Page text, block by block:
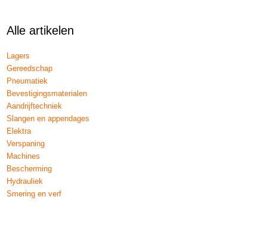
Alle artikelen
Lagers
Gereedschap
Pneumatiek
Bevestigingsmaterialen
Aandrijftechniek
Slangen en appendages
Elektra
Verspaning
Machines
Bescherming
Hydrauliek
Smering en verf